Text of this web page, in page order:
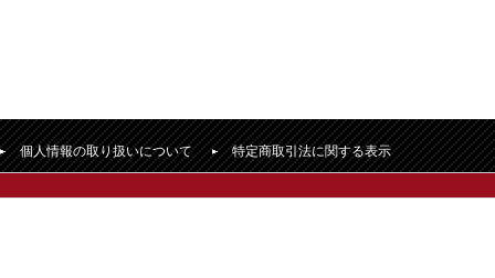
個人情報の取り扱いについて 特定商取引法に関する表示